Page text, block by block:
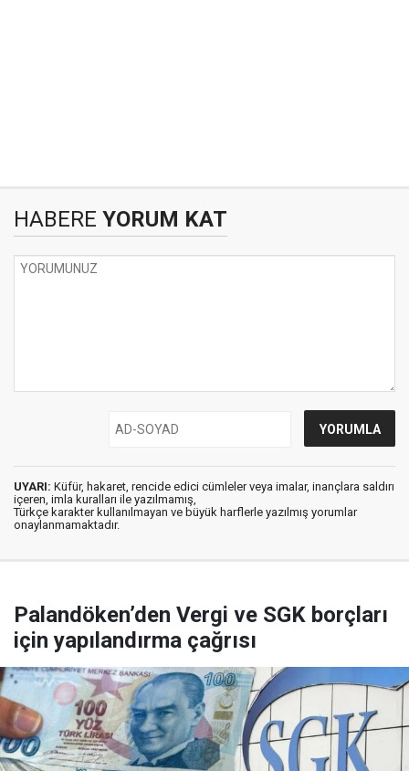
HABERE YORUM KAT
UYARI: Küfür, hakaret, rencide edici cümleler veya imalar, inançlara saldırı
içeren, imla kuralları ile yazılmamış,
Türkçe karakter kullanılmayan ve büyük harflerle yazılmış yorumlar
onaylanmamaktadır.
Palandöken’den Vergi ve SGK borçları
için yapılandırma çağrısı